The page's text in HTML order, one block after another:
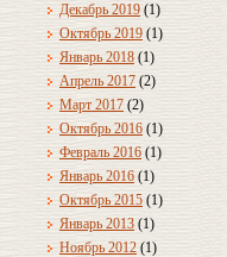
Декабрь 2019 (1)
Октябрь 2019 (1)
Январь 2018 (1)
Апрель 2017 (2)
Март 2017 (2)
Октябрь 2016 (1)
Февраль 2016 (1)
Январь 2016 (1)
Октябрь 2015 (1)
Январь 2013 (1)
Ноябрь 2012 (1)